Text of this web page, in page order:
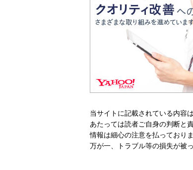
当サイトに記載されている内容
あたっては読者ご自身の判断と
情報は細心の注意を払っており
万が一、トラブル等の損失が被